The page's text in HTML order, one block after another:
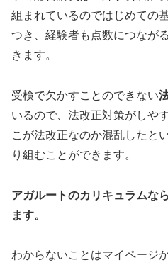
組まれているのではじめての
つき、経験者も点数につなが
きます。
受検で欠かすことのできない
いるので、法改正対策がしや
こが法改正なのか混乱したと
り組むことができます。
アガルートのカリキュラムな
ます。
わからないことはマイページ